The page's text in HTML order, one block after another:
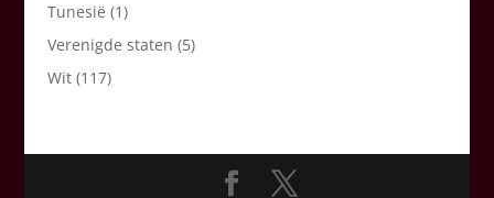
Tunesië (1)
Verenigde staten (5)
Wit (117)